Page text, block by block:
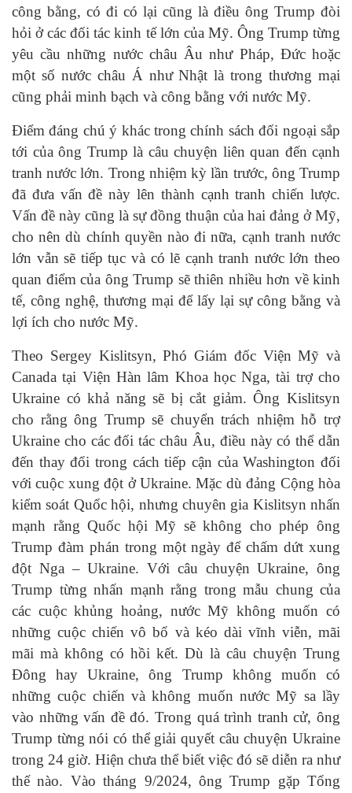
công bằng, có đi có lại cũng là điều ông Trump đòi
hỏi ở các đối tác kinh tế lớn của Mỹ. Ông Trump từng
yêu cầu những nước châu Âu như Pháp, Đức hoặc
một số nước châu Á như Nhật là trong thương mại
cũng phải minh bạch và công bằng với nước Mỹ.
Điểm đáng chú ý khác trong chính sách đối ngoại sắp
tới của ông Trump là câu chuyện liên quan đến cạnh
tranh nước lớn. Trong nhiệm kỳ lần trước, ông Trump
đã đưa vấn đề này lên thành cạnh tranh chiến lược.
Vấn đề này cũng là sự đồng thuận của hai đảng ở Mỹ,
cho nên dù chính quyền nào đi nữa, cạnh tranh nước
lớn vẫn sẽ tiếp tục và có lẽ cạnh tranh nước lớn theo
quan điểm của ông Trump sẽ thiên nhiều hơn về kinh
tế, công nghệ, thương mại để lấy lại sự công bằng và
lợi ích cho nước Mỹ.
Theo Sergey Kislitsyn, Phó Giám đốc Viện Mỹ và
Canada tại Viện Hàn lâm Khoa học Nga, tài trợ cho
Ukraine có khả năng sẽ bị cắt giảm. Ông Kislitsyn
cho rằng ông Trump sẽ chuyển trách nhiệm hỗ trợ
Ukraine cho các đối tác châu Âu, điều này có thể dẫn
đến thay đổi trong cách tiếp cận của Washington đối
với cuộc xung đột ở Ukraine. Mặc dù đảng Cộng hòa
kiểm soát Quốc hội, nhưng chuyên gia Kislitsyn nhấn
mạnh rằng Quốc hội Mỹ sẽ không cho phép ông
Trump đàm phán trong một ngày để chấm dứt xung
đột Nga – Ukraine. Với câu chuyện Ukraine, ông
Trump từng nhấn mạnh rằng trong mẫu chung của
các cuộc khủng hoảng, nước Mỹ không muốn có
những cuộc chiến vô bổ và kéo dài vĩnh viễn, mãi
mãi mà không có hồi kết. Dù là câu chuyện Trung
Đông hay Ukraine, ông Trump không muốn có
những cuộc chiến và không muốn nước Mỹ sa lầy
vào những vấn đề đó. Trong quá trình tranh cử, ông
Trump từng nói có thể giải quyết câu chuyện Ukraine
trong 24 giờ. Hiện chưa thể biết việc đó sẽ diễn ra như
thế nào. Vào tháng 9/2024, ông Trump gặp Tổng